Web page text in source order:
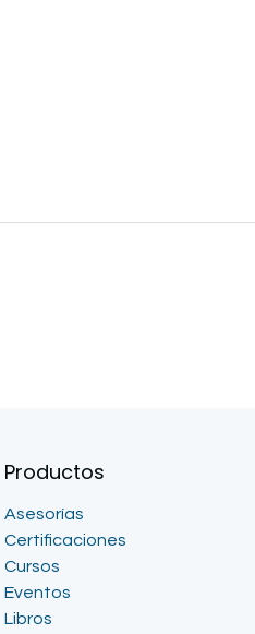
Productos
Asesorías
Certificaciones
Cursos
Eventos
Libros